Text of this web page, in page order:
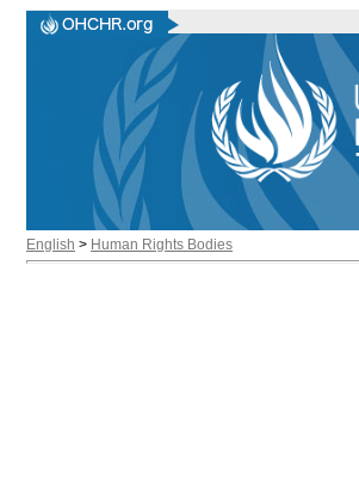
English > Human Rights Bodies